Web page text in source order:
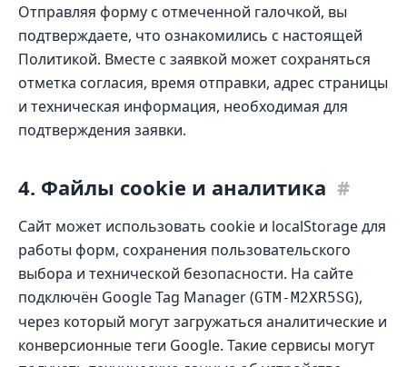
Отправляя форму с отмеченной галочкой, вы
подтверждаете, что ознакомились с настоящей
Политикой. Вместе с заявкой может сохраняться
отметка согласия, время отправки, адрес страницы
и техническая информация, необходимая для
подтверждения заявки.
4. Файлы cookie и аналитика #
Сайт может использовать cookie и localStorage для
работы форм, сохранения пользовательского
выбора и технической безопасности. На сайте
подключён Google Tag Manager (GTM-M2XR5SG),
через который могут загружаться аналитические и
конверсионные теги Google. Такие сервисы могут